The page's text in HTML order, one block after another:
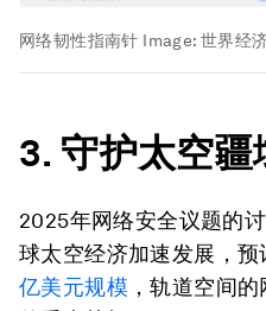
网络韧性指南针 Image:世界经
3. 守护太空疆
2025年网络安全议题的
球太空经济加速发展，
亿美元规模 ，轨道空间